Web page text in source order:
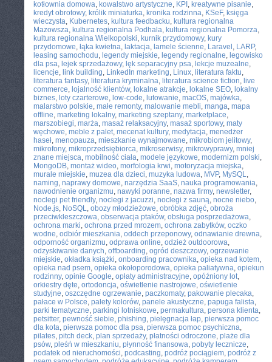
kotłownia domowa, kowalstwo artystyczne, KPI , kreatywne pisanie,
kredyt obrotowy, królik miniaturka, kronika rodzinna, KSeF, księga
wieczysta, Kubernetes, kultura feedbacku, kultura regionalna
Mazowsza, kultura regionalna Podhala, kultura regionalna Pomorza,
kultura regionalna Wielkopolski, kurnik przydomowy, kury
przydomowe, łąka kwietna, laktacja, lamele ścienne, Laravel , LARP,
leasing samochodu, legendy miejskie, legendy regionalne, legowisko
dla psa, lejek sprzedażowy, lęk separacyjny psa, lekcje muzealne,
licencje, link building, LinkedIn marketing, Linux, literatura faktu,
literatura fantasy, literatura kryminalna, literatura science fiction, live
commerce, lojalność klientów, lokalne atrakcje, lokalne SEO, lokalny
biznes, loty czarterowe, low-code, lutowanie, macOS, majówka,
malarstwo polskie, małe remonty, malowanie mebli, manga, mapa
offline, marketing lokalny, marketing szeptany, marketplace,
marszobiegi, marża, masaż relaksacyjny, masaż sportowy, maty
węchowe, meble z palet, mecenat kultury, medytacja, menedżer
haseł, menopauza, mieszkanie wynajmowane, mikrobiom jelitowy,
mikrofony, mikroprzedsiębiorca, mikroserwisy, mikrowyprawy, mniej
znane miejsca, mobilność ciała, modele językowe, modernizm polski,
MongoDB, montaż wideo, morfologia krwi, motoryzacja miejska,
murale miejskie, muzea dla dzieci, muzyka ludowa, MVP, MySQL,
naming, naprawy domowe, narzędzia SaaS, nauka programowania,
nawodnienie organizmu, nawyki poranne, nazwa firmy, newsletter,
noclegi pet friendly, noclegi z jacuzzi, noclegi z sauną, nocne niebo,
Node.js, NoSQL, obozy młodzieżowe, obróbka zdjęć, obroża
przeciwkleszczowa, obserwacja ptaków, obsługa posprzedażowa,
ochrona marki, ochrona przed mrozem, ochrona zabytków, oczko
wodne, odbiór mieszkania, oddech przeponowy, odnawianie drewna,
odporność organizmu, odprawa online, odzież outdoorowa,
odzyskiwanie danych, offboarding, ogród deszczowy, ogrzewanie
miejskie, okładka książki, onboarding pracownika, opieka nad kotem,
opieka nad psem, opieka okołoporodowa, opieka paliatywna, opiekun
rodzinny, opinie Google, opłaty administracyjne, opóźniony lot,
orkiestry dęte, ortodoncja, oświetlenie nastrojowe, oświetlenie
studyjne, oszczędne ogrzewanie, paczkomaty, pakowanie plecaka,
pałace w Polsce, palety kolorów, panele akustyczne, papuga falista,
parki tematyczne, parkingi lotniskowe, permakultura, persona klienta,
petsitter, pewność siebie, phishing, pielęgnacja łap, pierwsza pomoc
dla kota, pierwsza pomoc dla psa, pierwsza pomoc psychiczna,
pilates, pitch deck, plan sprzedaży, płatności odroczone, plaże dla
psów, pleśń w mieszkaniu, płynność finansowa, pobyty lecznicze,
podatek od nieruchomości, podcasting, podróż pociągiem, podróż z